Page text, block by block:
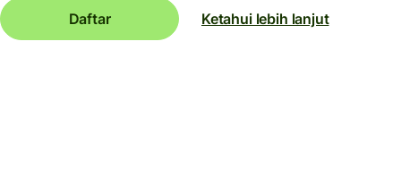
Daftar Ketahui lebih lanjut